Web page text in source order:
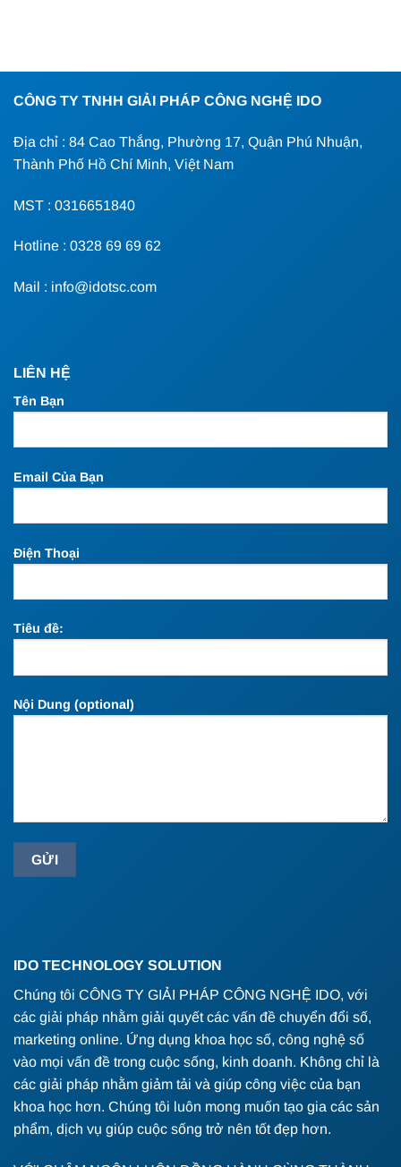
CÔNG TY TNHH GIẢI PHÁP CÔNG NGHỆ IDO
Địa chỉ : 84 Cao Thắng, Phường 17, Quận Phú Nhuận,
Thành Phố Hồ Chí Minh, Việt Nam
MST : 0316651840
Hotline : 0328 69 69 62
Mail : info@idotsc.com
LIÊN HỆ
Tên Bạn
Email Của Bạn
Điện Thoại
Tiêu đề:
Nội Dung (optional)
IDO TECHNOLOGY SOLUTION
Chúng tôi CÔNG TY GIẢI PHÁP CÔNG NGHỆ IDO, với
các giải pháp nhằm giải quyết các vấn đề chuyển đổi số,
marketing online. Ứng dụng khoa học số, công nghệ số
vào mọi vấn đề trong cuộc sống, kinh doanh. Không chỉ là
các giải pháp nhằm giảm tải và giúp công việc của bạn
khoa học hơn. Chúng tôi luôn mong muốn tạo gia các sản
phẩm, dịch vụ giúp cuộc sống trở nên tốt đẹp hơn.